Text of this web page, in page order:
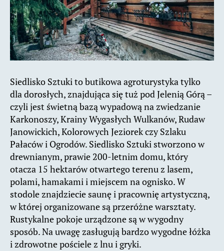
Siedlisko Sztuki to butikowa agroturystyka tylko
dla dorosłych, znajdująca się tuż pod Jelenią Górą –
czyli jest świetną bazą wypadową na zwiedzanie
Karkonoszy, Krainy Wygasłych Wulkanów, Rudaw
Janowickich, Kolorowych Jeziorek czy Szlaku
Pałaców i Ogrodów. Siedlisko Sztuki stworzono w
drewnianym, prawie 200-letnim domu, który
otacza 15 hektarów otwartego terenu z lasem,
polami, hamakami i miejscem na ognisko. W
stodole znajdziecie saunę i pracownię artystyczną,
w której organizowane są przeróżne warsztaty.
Rustykalne pokoje urządzone są w wygodny
sposób. Na uwagę zasługują bardzo wygodne łóżka
i zdrowotne pościele z lnu i gryki.